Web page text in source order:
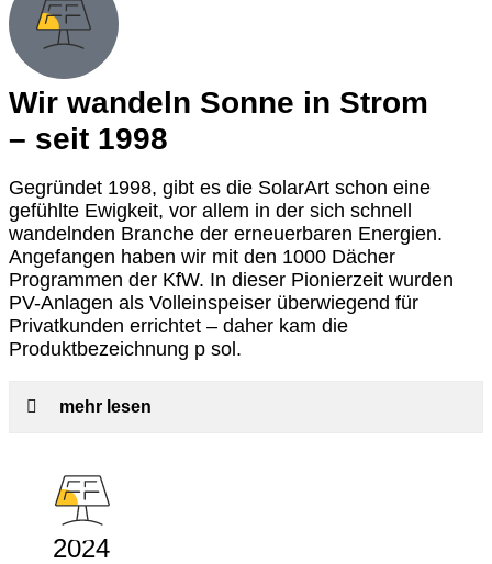
Wir wandeln Sonne in Strom
– seit 1998
Gegründet 1998, gibt es die SolarArt schon eine
gefühlte Ewigkeit, vor allem in der sich schnell
wandelnden Branche der erneuerbaren Energien.
Angefangen haben wir mit den 1000 Dächer
Programmen der KfW. In dieser Pionierzeit wurden
PV-Anlagen als Volleinspeiser überwiegend für
Privatkunden errichtet – daher kam die
Produktbezeichnung p sol.
mehr lesen
2024